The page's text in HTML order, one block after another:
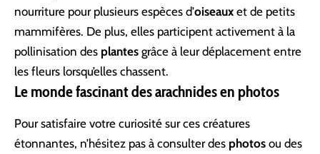
nourriture pour plusieurs espèces d’oiseaux et de petits
mammifères. De plus, elles participent activement à la
pollinisation des plantes grâce à leur déplacement entre
les fleurs lorsqu’elles chassent.
Le monde fascinant des arachnides en photos
Pour satisfaire votre curiosité sur ces créatures
étonnantes, n’hésitez pas à consulter des photos ou des